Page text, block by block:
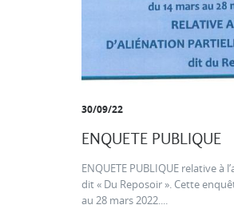
30/09/22
ENQUETE PUBLIQUE
ENQUETE PUBLIQUE relative à
dit « Du Reposoir ». Cette
au 28 mars 2022....